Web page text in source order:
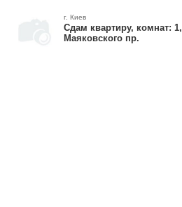
г. Киев
Сдам квартиру, комнат: 1,
Маяковского пр.